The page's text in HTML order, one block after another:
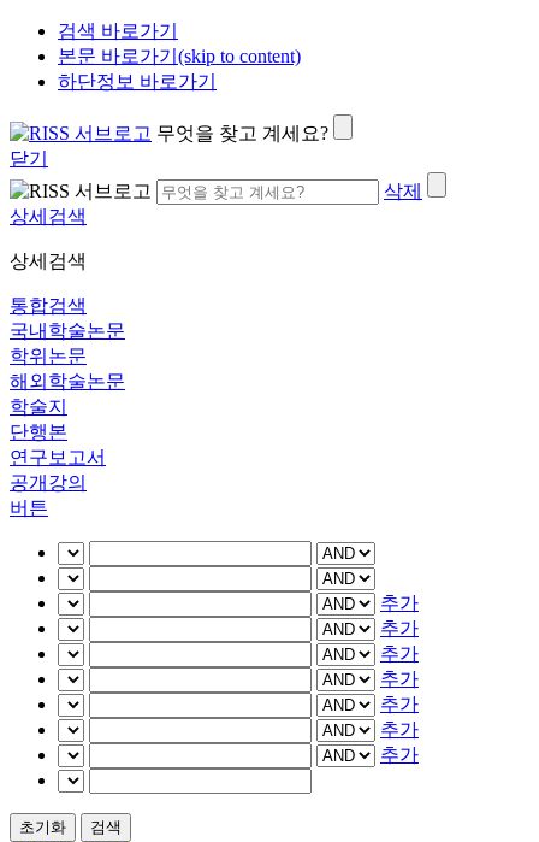
검색 바로가기
본문 바로가기(skip to content)
하단정보 바로가기
무엇을 찾고 계세요?
닫기
삭제
상세검색
상세검색
통합검색
국내학술논문
학위논문
해외학술논문
학술지
단행본
연구보고서
공개강의
버튼
추가
추가
추가
추가
추가
추가
추가